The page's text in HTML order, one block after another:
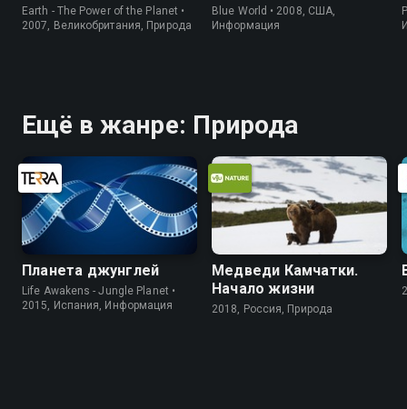
Earth - The Power of the Planet •
2007, Великобритания, Природа
Blue World • 2008, США,
Информация
Ещё в жанре: Природа
Планета джунглей
Life Awakens - Jungle Planet •
2015, Испания, Информация
Медведи Камчатки.
Начало жизни
2018, Россия, Природа